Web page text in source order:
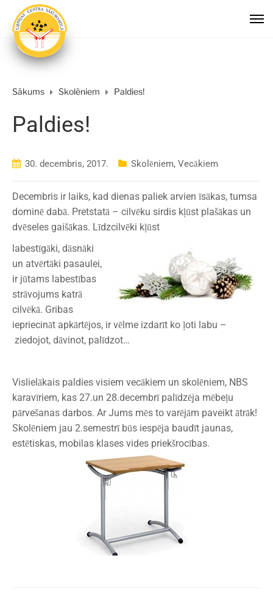
Sākums Skolēniem Paldies!
Paldies!
30. decembris, 2017. Skolēniem, Vecākiem
Decembris ir laiks, kad dienas paliek arvien īsākas, tumsa
dominē dabā. Pretstatā – cilvēku sirdis kļūst plašākas un
dvēseles gaišākas. Līdzcilvēki kļūst
labestīgāki, dāsnāki
un atvērtāki pasaulei,
ir jūtams labestības
strāvojums katrā
cilvēkā. Gribas
iepriecināt apkārtējos, ir vēlme izdarīt ko ļoti labu –
ziedojot, dāvinot, palīdzot…
Vislielākais paldies visiem vecākiem un skolēniem, NBS
karavīriem, kas 27.un 28.decembrī palīdzēja mēbeļu
pārvešanas darbos. Ar Jums mēs to varējām paveikt ātrāk!
Skolēniem jau 2.semestrī būs iespēja baudīt jaunas,
estētiskas, mobilas klases vides priekšrocības.